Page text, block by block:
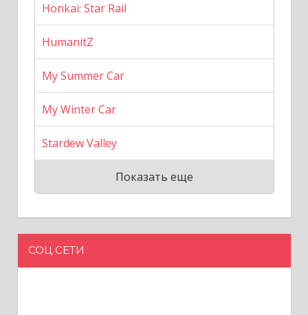
Honkai: Star Rail
HumanitZ
My Summer Car
My Winter Car
Stardew Valley
Показать еще
СОЦ СЕТИ